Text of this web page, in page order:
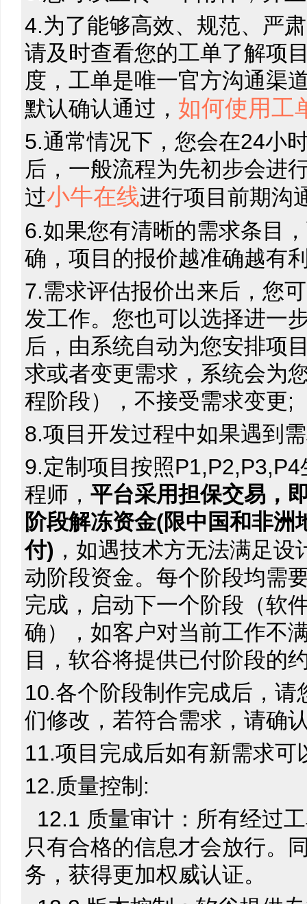
4.为了能够高效、规范、严
请及时查看您的工单了解项
度，工单是唯一官方沟通渠
默认确认通过， 如何使用工
5.通常情况下，您会在24小
后，一般流程为先初步会进
过小牛在线进行项目前期沟
6.如果您有清晰的需求条目
确，项目的报价越准确越有
7.需求评估报价出来后，您
发工作。您也可以选择进一
后，由系统自动为您安排项
求或者变更需求，系统会为
程阶段），不接受需求变更;
8.项目开发过程中如果遇到
9.定制项目按照
程师， 平台采用担保交易，
阶段解冻资金(限中国和非
付) ，如遇技术方无法满足
动阶段资金。每个阶段均需
完成，启动下一个阶段（软
确），如客户对当前工作不
目，软谷将提供已付阶段的
10.各个阶段制作完成后，
们修改，若符合需求，请确
11.项目完成后如有新需求
12.质量控制:
12.1 质量审计：所有经过
只有合格的信息才会放行。
务，获得更加权威认证。